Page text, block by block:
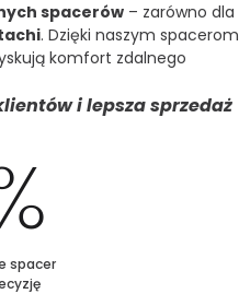
spacerów– zarówno dla
. Dzięki naszym spacerom
komfort zdalnego
i lepsza sprzedaż
spacer